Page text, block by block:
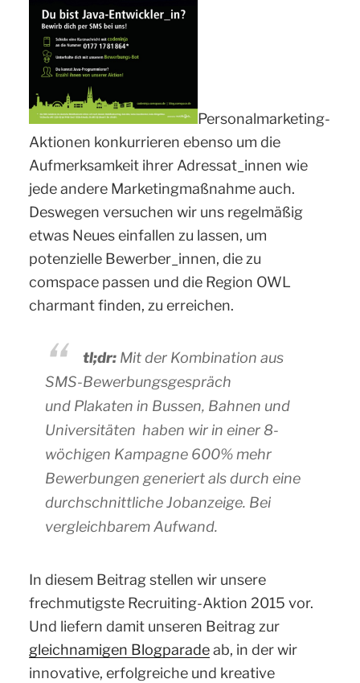
Personalmarketing-
Aktionen konkurrieren ebenso um die
Aufmerksamkeit ihrer Adressat_innen wie
jede andere Marketingmaßnahme auch.
Deswegen versuchen wir uns regelmäßig
etwas Neues einfallen zu lassen, um
potenzielle Bewerber_innen, die zu
comspace passen und die Region OWL
charmant finden, zu erreichen.
tl;dr: Mit der Kombination aus
SMS-Bewerbungsgespräch
und Plakaten in Bussen, Bahnen und
Universitäten haben wir in einer 8-
wöchigen Kampagne 600% mehr
Bewerbungen generiert als durch eine
durchschnittliche Jobanzeige. Bei
vergleichbarem Aufwand.
In diesem Beitrag stellen wir unsere
frechmutigste Recruiting-Aktion 2015 vor.
Und liefern damit unseren Beitrag zur
gleichnamigen Blogparadeab, in der wir
innovative, erfolgreiche und kreative